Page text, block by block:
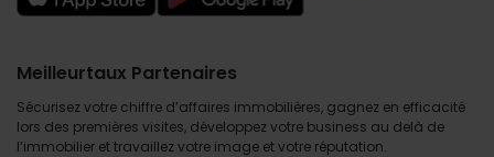
Meilleurtaux Partenaires
Sécurisez votre chiffre d’affaires immobilières, gagnez en efficacité
lors des premières visites, développez votre business au delà de
l’immobilier et travaillez votre image et votre réputation.